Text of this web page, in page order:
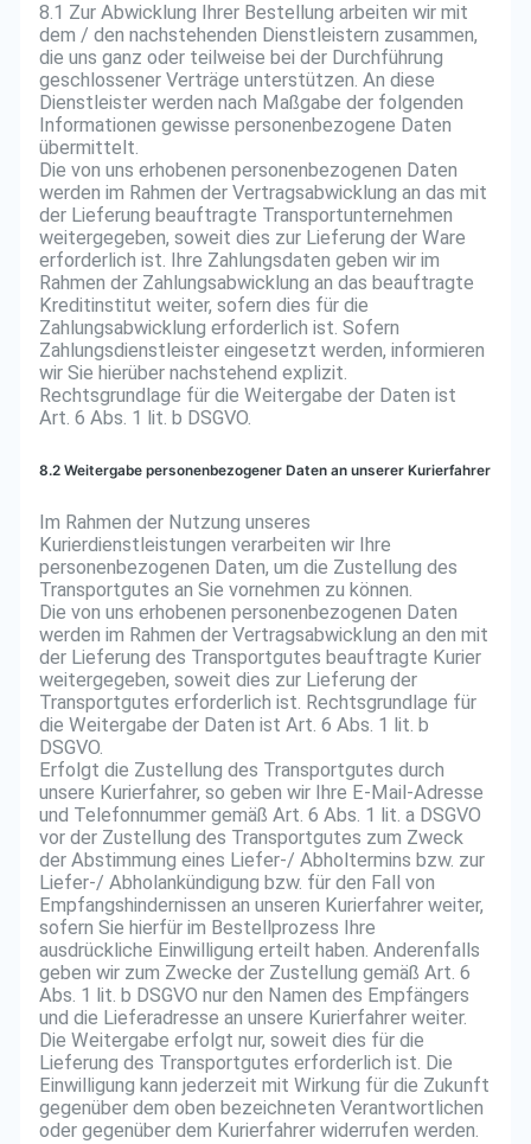
8.1 Zur Abwicklung Ihrer Bestellung arbeiten wir mit
dem / den nachstehenden Dienstleistern zusammen,
die uns ganz oder teilweise bei der Durchführung
geschlossener Verträge unterstützen. An diese
Dienstleister werden nach Maßgabe der folgenden
Informationen gewisse personenbezogene Daten
übermittelt.
Die von uns erhobenen personenbezogenen Daten
werden im Rahmen der Vertragsabwicklung an das mit
der Lieferung beauftragte Transportunternehmen
weitergegeben, soweit dies zur Lieferung der Ware
erforderlich ist. Ihre Zahlungsdaten geben wir im
Rahmen der Zahlungsabwicklung an das beauftragte
Kreditinstitut weiter, sofern dies für die
Zahlungsabwicklung erforderlich ist. Sofern
Zahlungsdienstleister eingesetzt werden, informieren
wir Sie hierüber nachstehend explizit.
Rechtsgrundlage für die Weitergabe der Daten ist
Art. 6 Abs. 1 lit. b DSGVO.
8.2 Weitergabe personenbezogener Daten an unserer Kurierfahrer
Im Rahmen der Nutzung unseres
Kurierdienstleistungen verarbeiten wir Ihre
personenbezogenen Daten, um die Zustellung des
Transportgutes an Sie vornehmen zu können.
Die von uns erhobenen personenbezogenen Daten
werden im Rahmen der Vertragsabwicklung an den mit
der Lieferung des Transportgutes beauftragte Kurier
weitergegeben, soweit dies zur Lieferung der
Transportgutes erforderlich ist. Rechtsgrundlage für
die Weitergabe der Daten ist Art. 6 Abs. 1 lit. b
DSGVO.
Erfolgt die Zustellung des Transportgutes durch
unsere Kurierfahrer, so geben wir Ihre E-Mail-Adresse
und Telefonnummer gemäß Art. 6 Abs. 1 lit. a DSGVO
vor der Zustellung des Transportgutes zum Zweck
der Abstimmung eines Liefer-/ Abholtermins bzw. zur
Liefer-/ Abholankündigung bzw. für den Fall von
Empfangshindernissen an unseren Kurierfahrer weiter,
sofern Sie hierfür im Bestellprozess Ihre
ausdrückliche Einwilligung erteilt haben. Anderenfalls
geben wir zum Zwecke der Zustellung gemäß Art. 6
Abs. 1 lit. b DSGVO nur den Namen des Empfängers
und die Lieferadresse an unsere Kurierfahrer weiter.
Die Weitergabe erfolgt nur, soweit dies für die
Lieferung des Transportgutes erforderlich ist. Die
Einwilligung kann jederzeit mit Wirkung für die Zukunft
gegenüber dem oben bezeichneten Verantwortlichen
oder gegenüber dem Kurierfahrer widerrufen werden.